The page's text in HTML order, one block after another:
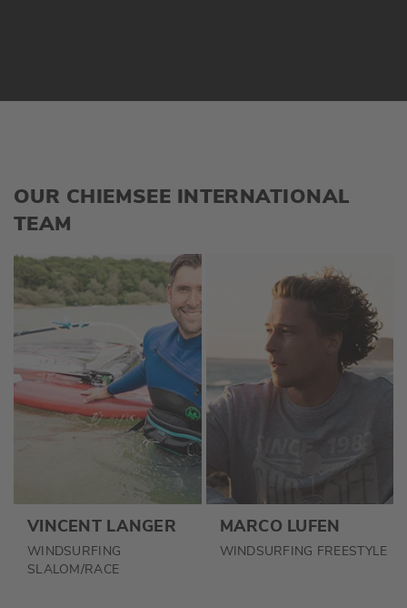
OUR CHIEMSEE INTERNATIONAL
TEAM
VINCENT LANGER
WINDSURFING
SLALOM/RACE
MARCO LUFEN
WINDSURFING FREESTYLE